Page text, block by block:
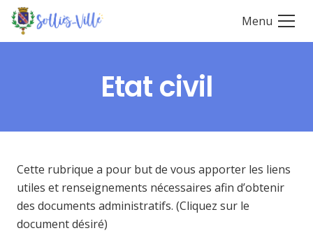
Menu
Etat civil
Cette rubrique a pour but de vous apporter les liens
utiles et renseignements nécessaires afin d’obtenir
des documents administratifs. (Cliquez sur le
document désiré)